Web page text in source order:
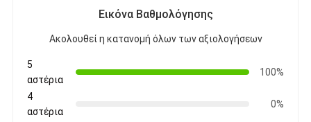
Εικόνα Βαθμολόγησης
Ακολουθεί η κατανομή όλων των αξιολογήσεων
5
αστέρια
100%
4
αστέρια
0%